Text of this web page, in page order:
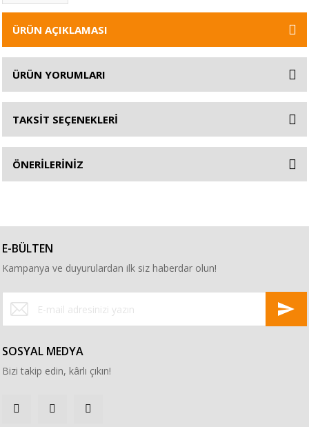
ÜRÜN AÇIKLAMASI
ÜRÜN YORUMLARI
TAKSİT SEÇENEKLERİ
ÖNERİLERİNİZ
E-BÜLTEN
Kampanya ve duyurulardan ilk siz haberdar olun!
SOSYAL MEDYA
Bizi takip edin, kârlı çıkın!